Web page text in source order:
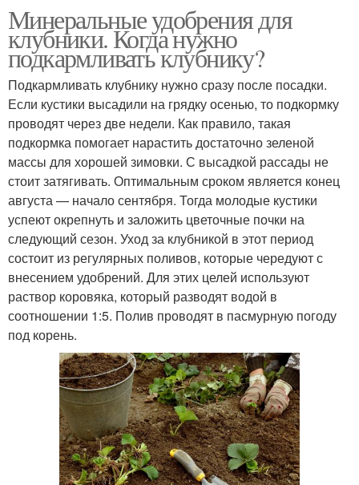
Минеральные удобрения для
клубники. Когда нужно
подкармливать клубнику?
Подкармливать клубнику нужно сразу после посадки.
Если кустики высадили на грядку осенью, то подкормку
проводят через две недели. Как правило, такая
подкормка помогает нарастить достаточно зеленой
массы для хорошей зимовки. С высадкой рассады не
стоит затягивать. Оптимальным сроком является конец
августа — начало сентября. Тогда молодые кустики
успеют окрепнуть и заложить цветочные почки на
следующий сезон. Уход за клубникой в этот период
состоит из регулярных поливов, которые чередуют с
внесением удобрений. Для этих целей используют
раствор коровяка, который разводят водой в
соотношении 1:5. Полив проводят в пасмурную погоду
под корень.